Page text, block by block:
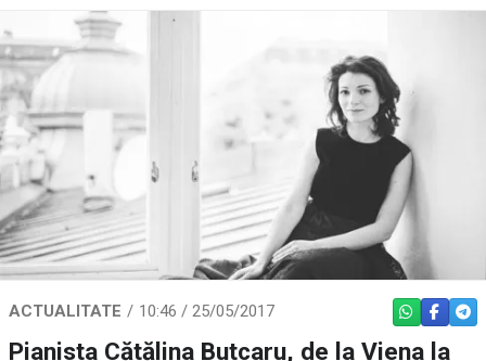
ACTUALITATE 10:46 / 25/05/2017 WHATSAPP
Pianista Cătălina Butcaru, de la Viena la